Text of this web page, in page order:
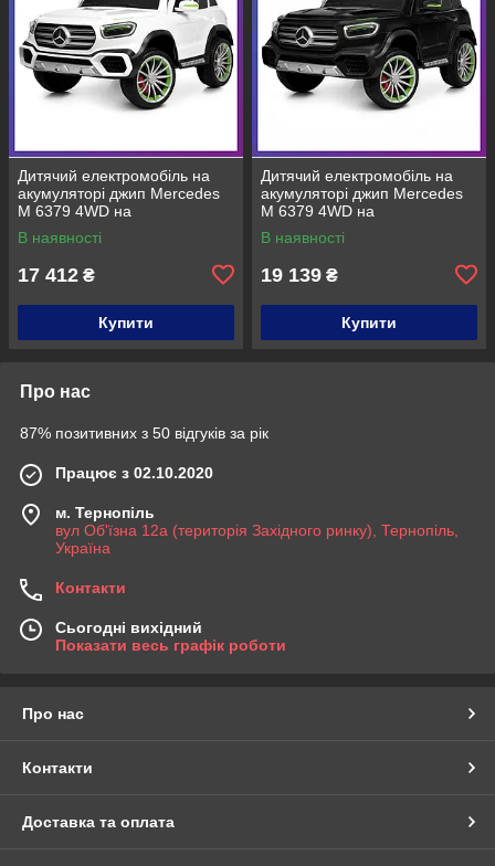
Дитячий електромобіль на
акумуляторі джип Mercedes
M 6379 4WD на
радіокеруванні для дітей 3-8
років Білий
В наявності
17 412 ₴
Купити
Дитячий електромобіль на
акумуляторі джип Mercedes
M 6379 4WD на
радіокеруванні для дітей 3-8
років Чорний фарбований
В наявності
19 139 ₴
Купити
Про нас
87% позитивних з 50 відгуків за рік
Працює з 02.10.2020
м. Тернопіль
вул Об'їзна 12а (територія Західного ринку), Тернопіль,
Україна
Контакти
Сьогодні вихідний
Показати весь графік роботи
Про нас
Контакти
Доставка та оплата